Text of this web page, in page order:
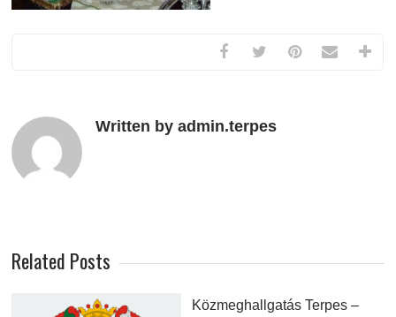
Written by admin.terpes
Related Posts
Közmeghallgatás Terpes –